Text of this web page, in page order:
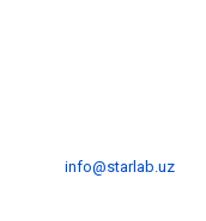
info@starlab.uz